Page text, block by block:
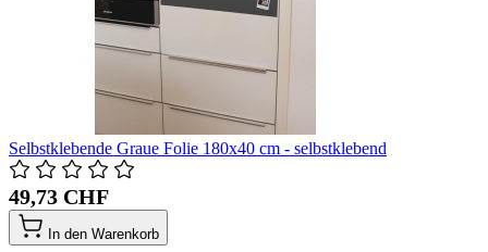
Selbstklebende Graue Folie 180x40 cm - selbstklebend
49,73 CHF
In den Warenkorb